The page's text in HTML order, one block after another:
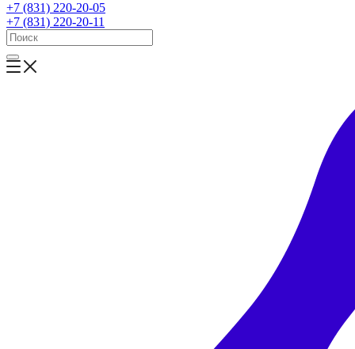
+7 (831) 220-20-05
+7 (831) 220-20-11